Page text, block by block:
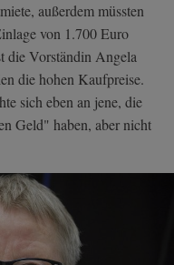
außerdem müssten
von 1.700 Euro
die Vorständin Angela
die hohen Kaufpreise.
sich eben an jene, die
Geld" haben, aber nicht